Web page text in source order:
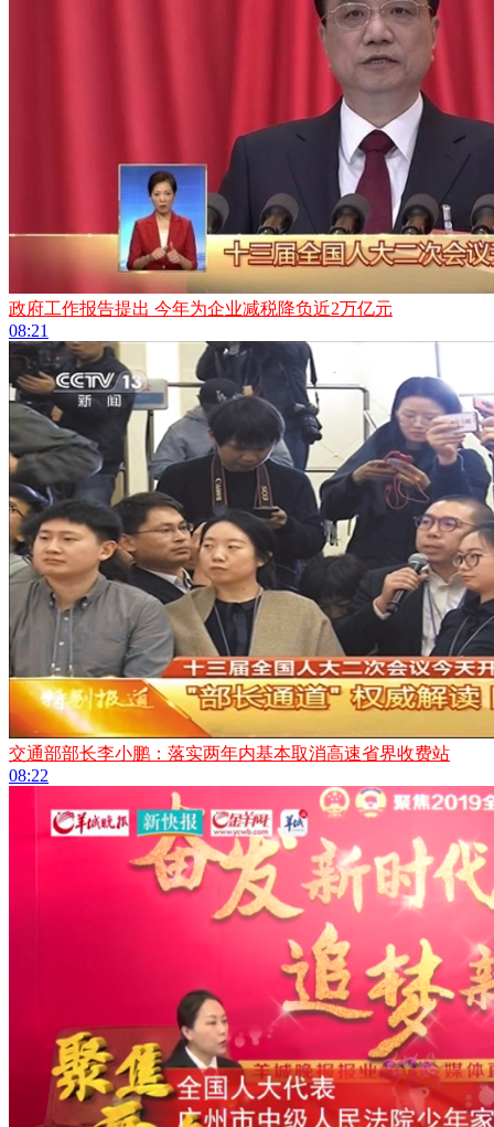
政府工作报告提出 今年为企业减税降负近2万亿元
08:21
交通部部长李小鹏：落实两年内基本取消高速省界收费站
08:22